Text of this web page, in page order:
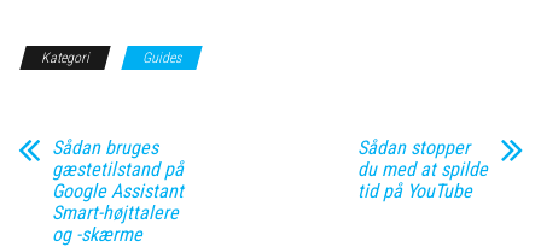
Kategori Guides
Sådan bruges
gæstetilstand på
Google Assistant
Smart-højttalere
og -skærme
Sådan stopper
du med at spilde
tid på YouTube